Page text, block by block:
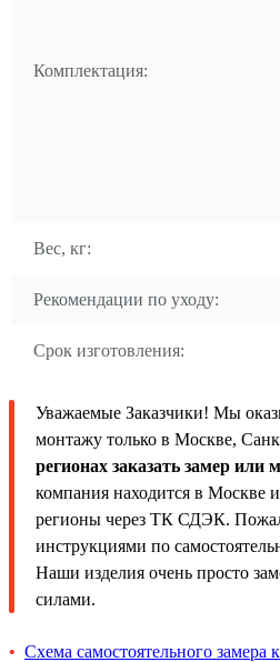
Комплектация:
Вес, кг:
Рекомендации по уходу:
Срок изготовления:
Уважаемые Заказчики! Мы
монтажу только в Москве,
регионах заказать замер
компания находится в Москве и
регионы через ТК СДЭК.
инструкциями по
Наши изделия очень просто
силами.
Схема самостоятельного